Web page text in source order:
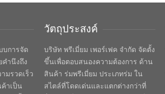
บการจัด
ำนึงถึง
มรวดเร็ว
าเป็น
วัตถุประสงค์
บริษัท พรีเมี่ยม เพอร์เฟค จำกัด จัดตั้ง
ขึ้นเพื่อตอบสนองความต้องการ ด้าน
สินค้า ร่มพรีเมี่ยม ประเภทร่ม ใน
สไตล์ที่โดดเด่นและแตกต่างกว่าที่